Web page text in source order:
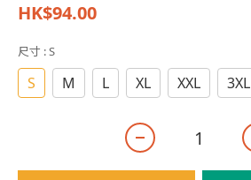
HK$94.00
尺寸 : S
S M L XL XXL 3XL